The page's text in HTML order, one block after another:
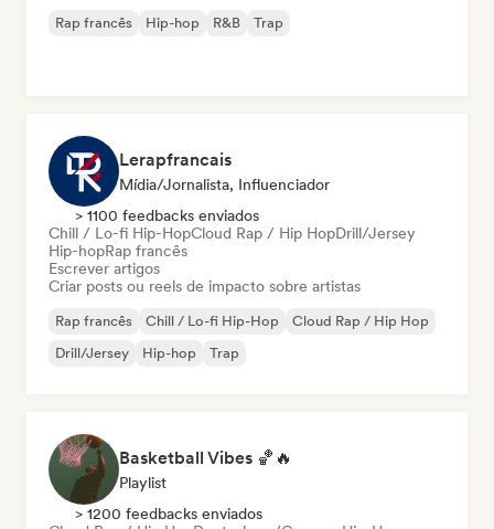
Rap francês Hip-hop R&B Trap
Lerapfrancais
Mídia/Jornalista, Influenciador
> 1100 feedbacks enviados
Chill / Lo-fi Hip-HopCloud Rap / Hip HopDrill/Jersey
Hip-hopRap francês
Escrever artigos
Criar posts ou reels de impacto sobre artistas
Rap francês Chill / Lo-fi Hip-Hop
Cloud Rap / Hip Hop
Drill/Jersey
Hip-hop Trap
Basketball Vibes 🏀🔥
Playlist
> 1200 feedbacks enviados